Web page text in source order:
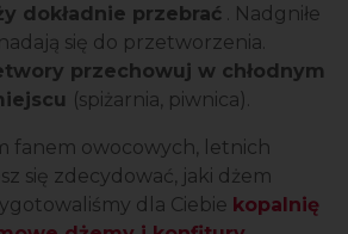
dokładnie przebrać . Nadgniłe
się do przetworzenia.
przechowuj w chłodnym
(spiżarnia, piwnica).
fanem owocowych, letnich
się zdecydować, jaki dżem
dla Ciebie kopalnię